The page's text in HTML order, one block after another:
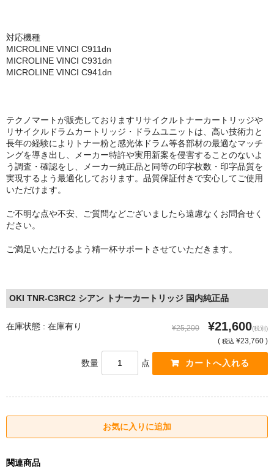
対応機種
MICROLINE VINCI C911dn
MICROLINE VINCI C931dn
MICROLINE VINCI C941dn
テクノマートが販売しておりますリサイクルトナーカートリッジや
リサイクルドラムカートリッジ・ドラムユニットは、高い技術力と
長年の経験によりトナー粉と感光体ドラム等各部材の最適なマッチ
ングを導き出し、メーカー特許や実用新案を侵害することのないよ
う調査・確認をし、メーカー純正品と同等の印字枚数・印字品質を
実現するよう最適化しております。品質保証付きで安心してご使用
いただけます。
ご不明な点や不安、ご質問などございましたら遠慮なくお問合せく
ださい。
ご満足いただけるよう精一杯サポートさせていただきます。
OKI TNR-C3RC2 シアン トナーカートリッジ 国内純正品
在庫状態 : 在庫有り ¥25,200 ¥21,600(税別)
( 税込 ¥23,760 )
数量 点
関連商品